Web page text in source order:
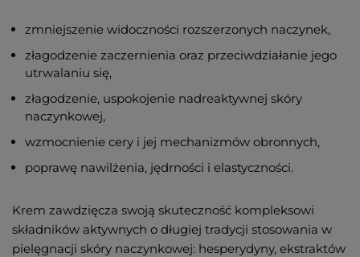
zmniejszenie widoczności rozszerzonych naczynek,
złagodzenie zaczernienia oraz przeciwdziałanie jego
utrwalaniu się,
złagodzenie, uspokojenie nadreaktywnej skóry
naczynkowej,
wzmocnienie cery i jej mechanizmów obronnych,
poprawę nawilżenia, jędrności i elastyczności.
Krem zawdzięcza swoją skuteczność kompleksowi
składników aktywnych o długiej tradycji stosowania w
pielęgnacji skóry naczynkowej: hesperydyny, ekstraktów